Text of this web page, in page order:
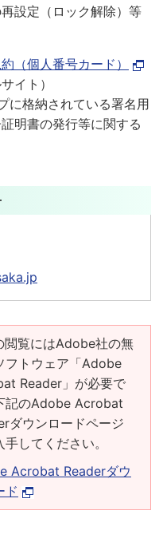
設定（ロック解除）等
（個人番号カード）
イト）
に格納されている署名用
明書の発行等に関する
閲覧にはAdobe社の無
フトウェア「Adobe
Reader」が必要で
記のAdobe Acrobat
ダウンロードページ
手してください。
Acrobat Readerダウ
ド